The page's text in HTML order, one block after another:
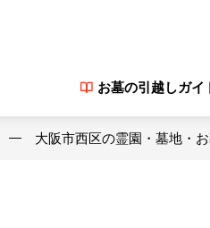
お墓の引越しガイ
大阪市西区の霊園・墓地・